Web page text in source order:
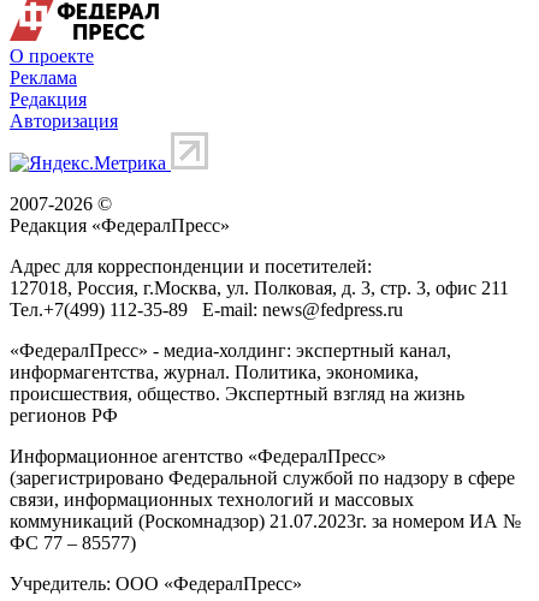
О проекте
Реклама
Редакция
Авторизация
2007-2026 ©
Редакция «ФедералПресс»
Адрес для корреспонденции и посетителей:
127018, Россия, г.Москва, ул. Полковая, д. 3, стр. 3, офис 211
Тел.+7(499) 112-35-89 E-mail: news@fedpress.ru
«ФедералПресс» - медиа-холдинг: экспертный канал,
информагентства, журнал. Политика, экономика,
происшествия, общество. Экспертный взгляд на жизнь
регионов РФ
Информационное агентство «ФедералПресс»
(зарегистрировано Федеральной службой по надзору в сфере
связи, информационных технологий и массовых
коммуникаций (Роскомнадзор) 21.07.2023г. за номером ИА №
ФС 77 – 85577)
Учредитель: ООО «ФедералПресс»